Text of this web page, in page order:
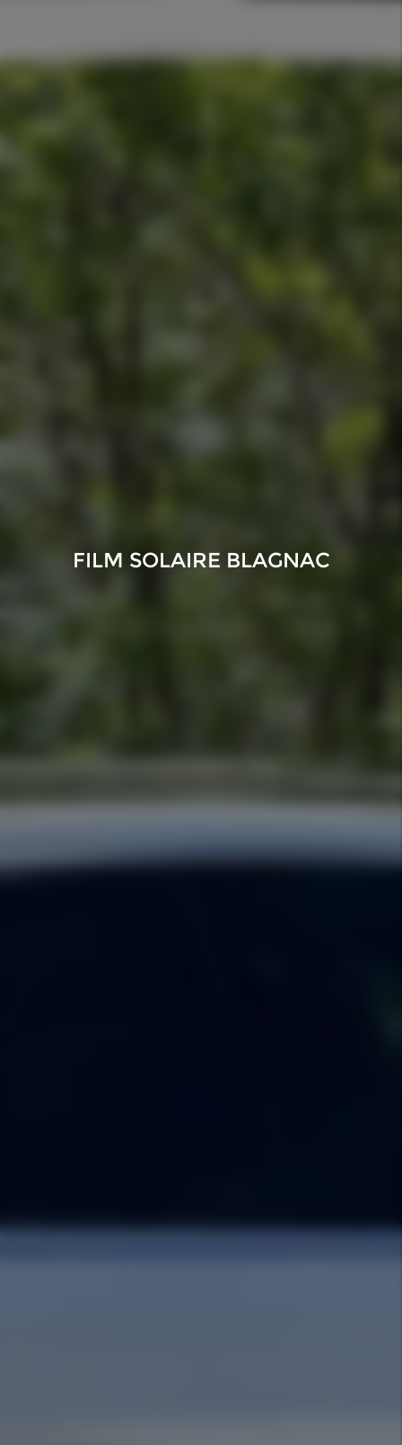
FILM SOLAIRE BLAGNAC